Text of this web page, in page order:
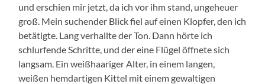
und erschien mir jetzt, da ich vor ihm stand, ungeheuer
groß. Mein suchender Blick fiel auf einen Klopfer, den ich
betätigte. Lang verhallte der Ton. Dann hörte ich
schlurfende Schritte, und der eine Flügel öffnete sich
langsam. Ein weißhaariger Alter, in einem langen,
weißen hemdartigen Kittel mit einem gewaltigen